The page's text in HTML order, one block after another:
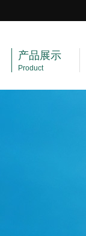
产品展示
Product